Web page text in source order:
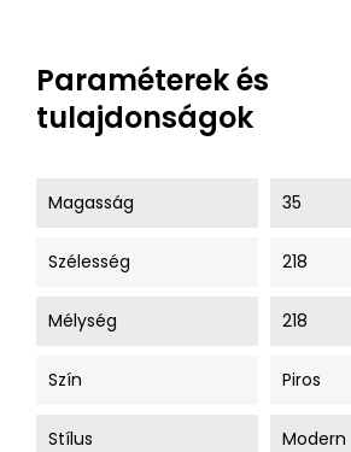
Paraméterek és
tulajdonságok
Magasság 35
Szélesség 218
Mélység 218
Szín Piros
Stílus Modern